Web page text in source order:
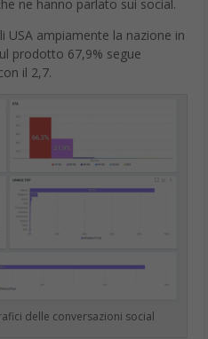
ne hanno parlato sui social.
USA ampiamente la nazione in
prodotto 67,9% segue
il 2,7.
delle conversazioni social